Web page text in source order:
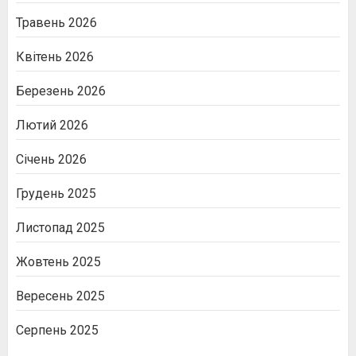
Травень 2026
Квітень 2026
Березень 2026
Лютий 2026
Січень 2026
Грудень 2025
Листопад 2025
Жовтень 2025
Вересень 2025
Серпень 2025